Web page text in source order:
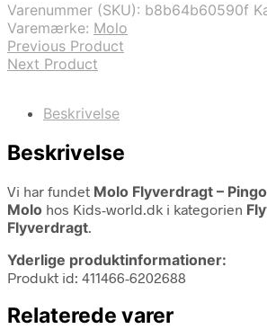
Varenummer (SKU): b8b64b60590f
Varemærke: Molo
Previous Product
Next Product
Beskrivelse
Beskrivelse
Vi har fundet Molo Flyverdragt –
Molo hos Kids-world.dk i kategorien
Flyverdragt.
Yderlige produktinformationer:
Produkt id: 411466-6202688
Relaterede varer